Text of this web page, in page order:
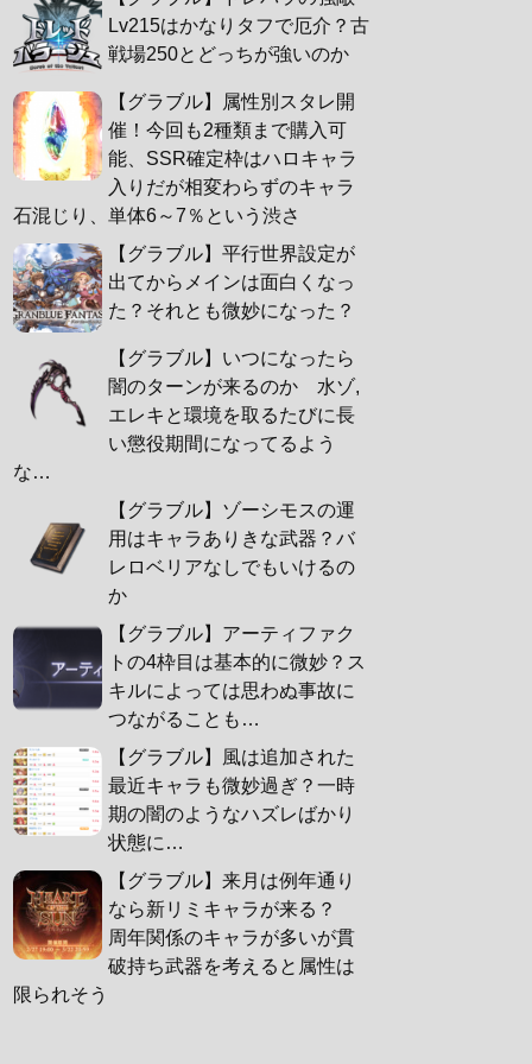
Lv215はかなりタフで厄介？古
戦場250とどっちが強いのか
【グラブル】属性別スタレ開
催！今回も2種類まで購入可
能、SSR確定枠はハロキャラ
入りだが相変わらずのキャラ
石混じり、単体6～7％という渋さ
【グラブル】平行世界設定が
出てからメインは面白くなっ
た？それとも微妙になった？
【グラブル】いつになったら
闇のターンが来るのか 水ゾ,
エレキと環境を取るたびに長
い懲役期間になってるよう
な…
【グラブル】ゾーシモスの運
用はキャラありきな武器？バ
レロベリアなしでもいけるの
か
【グラブル】アーティファク
トの4枠目は基本的に微妙？ス
キルによっては思わぬ事故に
つながることも…
【グラブル】風は追加された
最近キャラも微妙過ぎ？一時
期の闇のようなハズレばかり
状態に…
【グラブル】来月は例年通り
なら新リミキャラが来る？
周年関係のキャラが多いが貫
破持ち武器を考えると属性は
限られそう